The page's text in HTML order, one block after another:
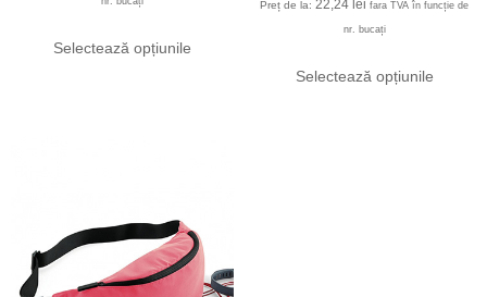
Selectează opțiunile
Preț de la:22,24 lei fara TVA în funcție de
nr. bucați
Selectează opțiunile